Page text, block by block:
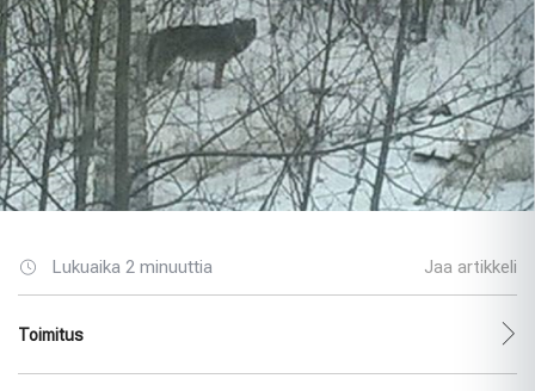
Lukuaika 2 minuuttia Jaa artikkeli
Toimitus